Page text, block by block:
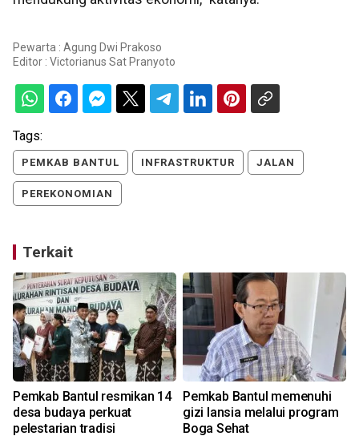
Pewarta : Agung Dwi Prakoso
Editor : Victorianus Sat Pranyoto
Tags:
PEMKAB BANTUL INFRASTRUKTUR JALAN
PEREKONOMIAN
Terkait
Pemkab Bantul resmikan 14
desa budaya perkuat
pelestarian tradisi
Pemkab Bantul memenuhi
gizi lansia melalui program
Boga Sehat